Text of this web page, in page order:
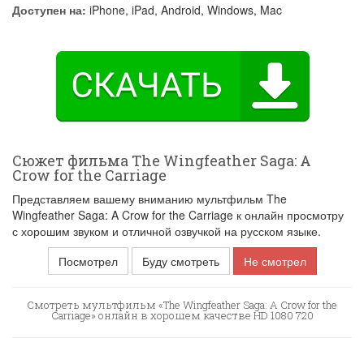
Доступен на: iPhone, iPad, Android, Windows, Mac
Сюжет фильма The Wingfeather Saga: A
Crow for the Carriage
Представляем вашему вниманию мультфильм The
Wingfeather Saga: A Crow for the Carriage к онлайн просмотру
с хорошим звуком и отличной озвучкой на русском языке.
Посмотрел
Буду смотреть Не смотрел
Смотреть мультфильм «The Wingfeather Saga: A Crow for the
Carriage» онлайн в хорошем качестве HD 1080 720